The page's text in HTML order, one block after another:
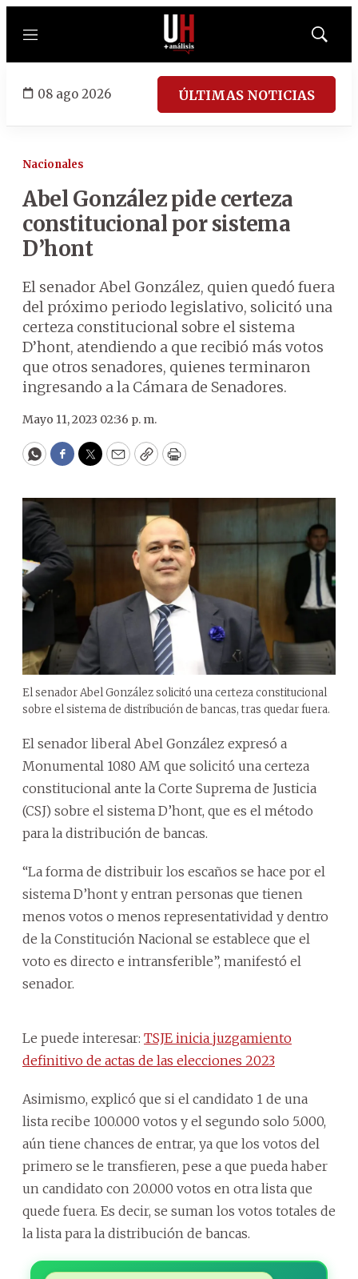
Menú
Mostrar
08 ago 2026 ÚLTIMAS NOTICIAS
Nacionales
Abel González pide certeza
constitucional por sistema
D’hont
El senador Abel González, quien quedó fuera
del próximo periodo legislativo, solicitó una
certeza constitucional sobre el sistema
D’hont, atendiendo a que recibió más votos
que otros senadores, quienes terminaron
ingresando a la Cámara de Senadores.
Mayo 11, 2023 02:36 p. m.
WhatsApp
Facebook
Twitter
EmailCopyPrint
El senador Abel González solicitó una certeza constitucional
sobre el sistema de distribución de bancas, tras quedar fuera.
El senador liberal Abel González expresó a
Monumental 1080 AM que solicitó una certeza
constitucional ante la Corte Suprema de Justicia
(CSJ) sobre el sistema D’hont, que es el método
para la distribución de bancas.
“La forma de distribuir los escaños se hace por el
sistema D’hont y entran personas que tienen
menos votos o menos representatividad y dentro
de la Constitución Nacional se establece que el
voto es directo e intransferible”, manifestó el
senador.
Le puede interesar: TSJE inicia juzgamiento
definitivo de actas de las elecciones 2023
Asimismo, explicó que si el candidato 1 de una
lista recibe 100.000 votos y el segundo solo 5.000,
aún tiene chances de entrar, ya que los votos del
primero se le transfieren, pese a que pueda haber
un candidato con 20.000 votos en otra lista que
quede fuera. Es decir, se suman los votos totales de
la lista para la distribución de bancas.